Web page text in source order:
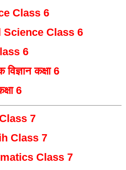
Class 6
Science Class 6
6
विज्ञान कक्षा 6
6
7
Class 7
Class 7